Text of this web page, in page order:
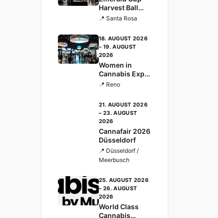
Harvest Ball
2026 —
ster Cannabis-
Cup
📍 Santa Rosa
18. AUGUST 2026
– 19. AUGUST
2026
Women in
Cannabis Expo
POWERHOUSE
📍 Reno
21. AUGUST 2026
– 23. AUGUST
2026
Cannafair 2026
Düsseldorf
📍 Düsseldorf /
Meerbusch
25. AUGUST 2026
– 26. AUGUST
2026
World Class
Cannabis